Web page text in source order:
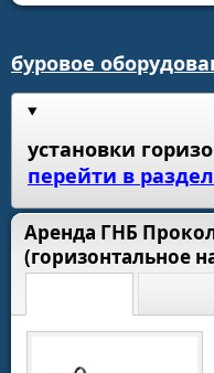
буровое
установки
перейти в раздел
Аренда ГНБ
(горизонтальное